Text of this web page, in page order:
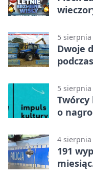
5 sierpnia
Dwoje
5 sierpnia
Twórcy
o
4 sierpnia
191